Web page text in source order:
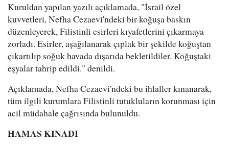
Kuruldan yapılan yazılı açıklamada, "İsrail özel
kuvvetleri, Nefha Cezaevi'ndeki bir koğuşa baskın
düzenleyerek, Filistinli esirleri kıyafetlerini çıkarmaya
zorladı. Esirler, aşağılanarak çıplak bir şekilde koğuştan
çıkartılıp soğuk havada dışarıda bekletildiler. Koğuştaki
eşyalar tahrip edildi." denildi.
Açıklamada, Nefha Cezaevi'ndeki bu ihlaller kınanarak,
tüm ilgili kurumlara Filistinli tutukluların korunması için
acil müdahale çağrısında bulunuldu.
HAMAS KINADI